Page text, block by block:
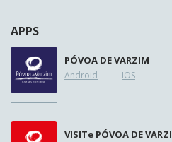
APPS
PÓVOA DE VARZIM
Android IOS
VISITe PÓVOA DE